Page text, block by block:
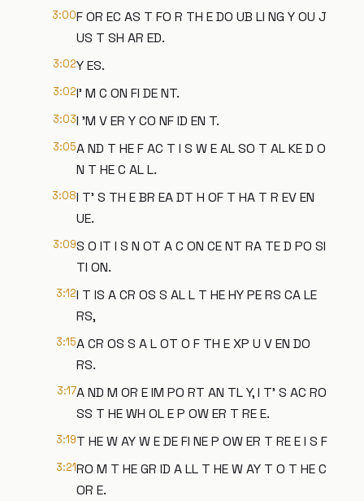
3:00F OR EC AS T FO R TH E DO UB LI NG Y OU J
US T SH AR ED.
3:02Y ES.
3:02I' M C ON FI DE NT.
3:03I 'M V ER Y CO NF ID EN T.
3:05A ND T HE F AC T I S W E AL SO T AL KE D O
N T HE C AL L.
3:08I T' S TH E BR EA DT H OF T HA T R EV EN
UE.
3:09S O IT I S N OT A C ON CE NT RA TE D PO SI
TI ON.
3:12I T IS A CR OS S AL L T HE HY PE RS CA LE
RS,
3:15A CR OS S A L OT O F TH E XP U V EN DO
RS.
3:17A ND M OR E IM PO RT AN TL Y, I T' S AC RO
SS T HE WH OL E P OW ER T RE E.
3:19T HE W AY W E DE FI NE P OW ER T RE E I S F
3:21RO M T HE GR ID A LL T HE W AY T O T HE C
OR E.